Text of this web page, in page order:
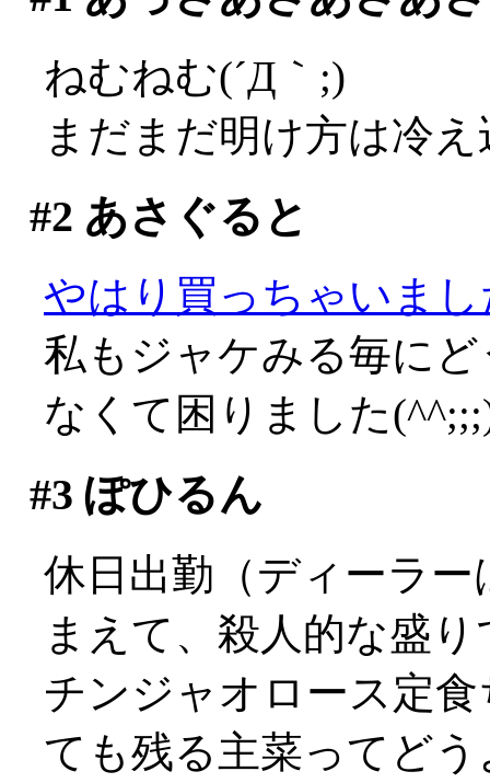
ねむねむ(´Д｀;)
まだまだ明け方は冷
#2 あさぐると
やはり買っちゃいま
私もジャケみる毎に
なくて困りました
#3 ぽひるん
休日出勤（ディーラ
まえて、殺人的な盛
チンジャオロース定
ても残る主菜ってど